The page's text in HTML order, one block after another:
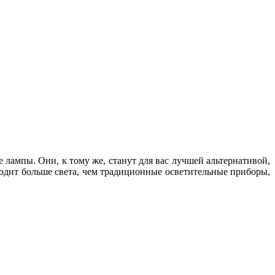
Они, к тому же, станут для вас лучшей альтернативой,
больше света, чем традиционные осветительные приборы,